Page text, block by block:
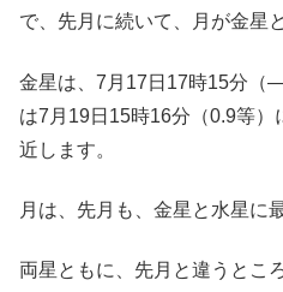
で、先月に続いて、月が金星
金星は、7月17日17時15分（
は7月19日15時16分（0.9等）
近します。
月は、先月も、金星と水星に
両星ともに、先月と違うとこ